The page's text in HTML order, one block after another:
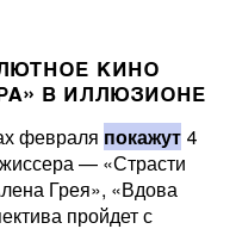
КИНО
В ИЛЛЮЗИОНЕ
февраля покажут 4
— «Страсти
Грея», «Вдова
пройдет с